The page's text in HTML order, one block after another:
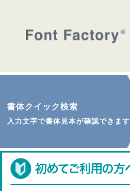
書体クイック検索
入力文字で書体見本が確認できます